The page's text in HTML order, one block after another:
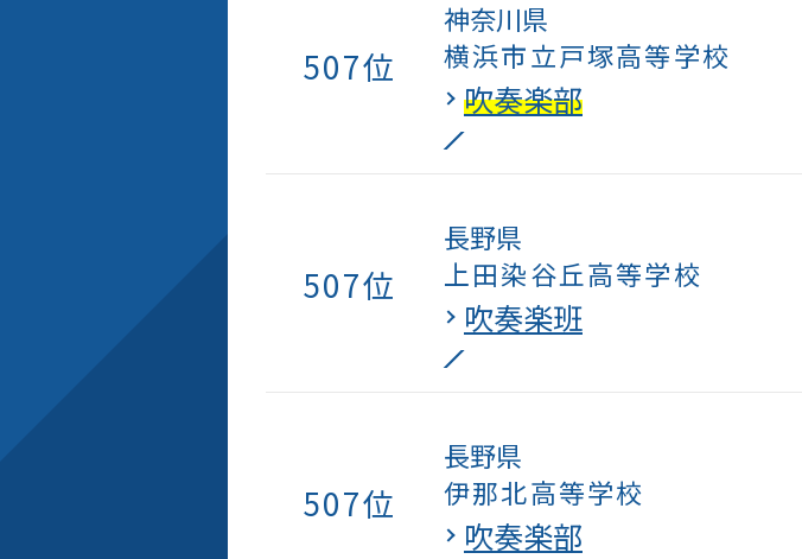
507位
神奈川県
横浜市立戸塚高等学校
吹奏楽部
507位
長野県
上田染谷丘高等学校
吹奏楽班
507位
長野県
伊那北高等学校
吹奏楽部